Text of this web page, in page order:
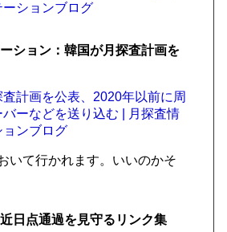
ションブログ
ション：韓国が月探査計画を
計画を公表、2020年以前に周
バーなどを送り込む | 月探査情
ンブログ
いて行かれます。いいのかそ
日点通過を見守るリンク集